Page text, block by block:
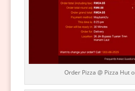
Order Pizza @ Pizza Hut